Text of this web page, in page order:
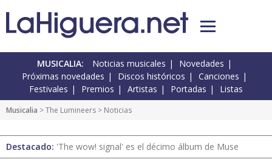
MUSICALIA: Noticias musicales
Novedades
Próximas novedades
Discos históricos
Canciones
Festivales
Premios Artistas Portadas Listas
Musicalia >The Lumineers > Noticias
Destacado: 'The wow! signal' es el décimo álbum de Muse